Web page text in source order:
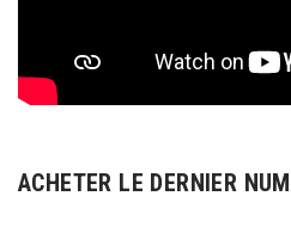
ACHETER LE DERNIER